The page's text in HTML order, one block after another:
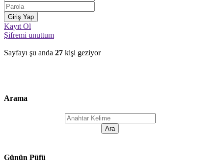
Kayıt Ol
Şifremi unuttum
Sayfayı şu anda 27 kişi geziyor
Arama
Günün Püfü